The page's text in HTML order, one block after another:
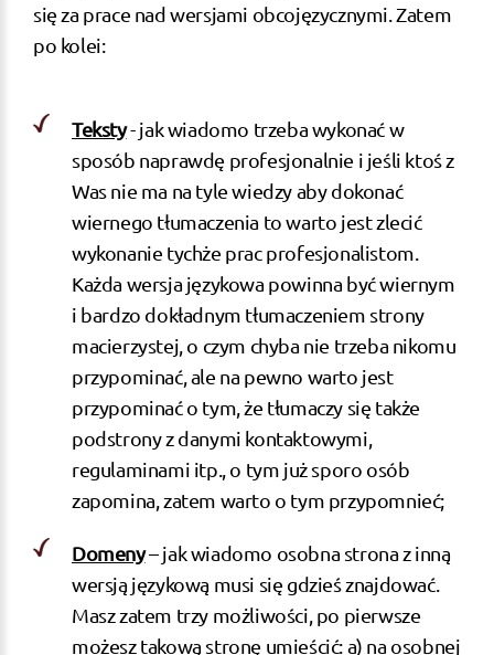
się za prace nad wersjami obcojęzycznymi. Zatem
po kolei:
Teksty- jak wiadomo trzeba wykonać w
sposób naprawdę profesjonalnie i jeśli ktoś z
Was nie ma na tyle wiedzy aby dokonać
wiernego tłumaczenia to warto jest zlecić
wykonanie tychże prac profesjonalistom.
Każda wersja językowa powinna być wiernym
i bardzo dokładnym tłumaczeniem strony
macierzystej, o czym chyba nie trzeba nikomu
przypominać, ale na pewno warto jest
przypominać o tym, że tłumaczy się także
podstrony z danymi kontaktowymi,
regulaminami itp., o tym już sporo osób
zapomina, zatem warto o tym przypomnieć;
Domeny– jak wiadomo osobna strona z inną
wersją językową musi się gdzieś znajdować.
Masz zatem trzy możliwości, po pierwsze
możesz takową stronę umieścić: a) na osobnej